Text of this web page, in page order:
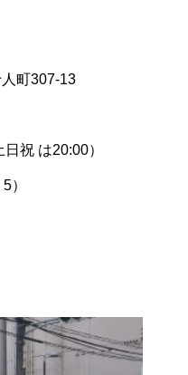
町307-13
祝 は20:00）
）